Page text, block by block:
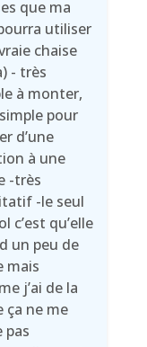
que ma
utiliser
chaise
- très
à monter,
pour
d’une
à une
-très
-le seul
c’est qu’elle
un peu de
mais
j’ai de la
ça ne me
pas